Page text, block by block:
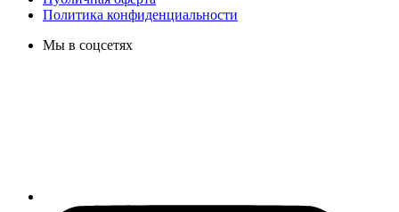
Политика конфиденциальности
Мы в соцсетях